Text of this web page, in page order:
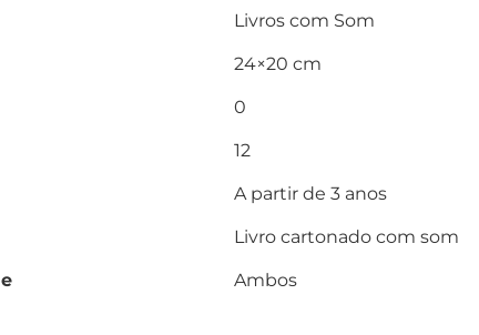
Livros com Som
24×20 cm
0
12
A partir de 3 anos
Livro cartonado com som
Ambos